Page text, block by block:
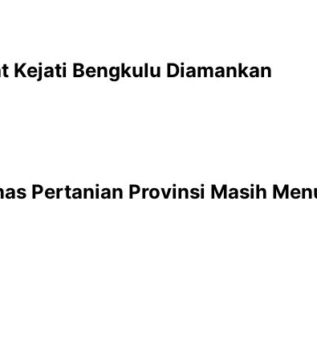
Kejati Bengkulu Diamankan
Pertanian Provinsi Masih